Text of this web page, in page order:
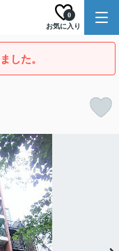
お気に入り
0
した。